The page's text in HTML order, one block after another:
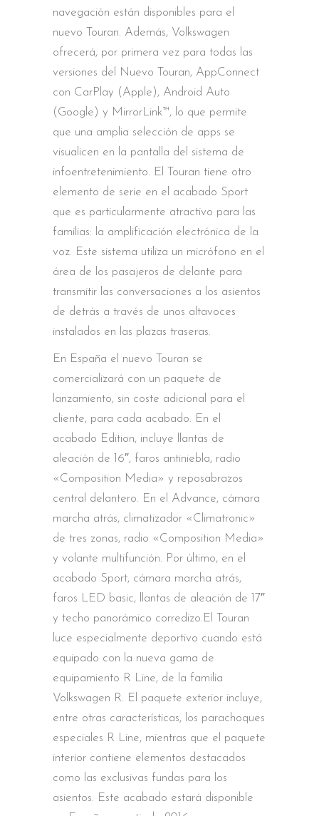
navegación están disponibles para el
nuevo Touran. Además, Volkswagen
ofrecerá, por primera vez para todas las
versiones del Nuevo Touran, AppConnect
con CarPlay (Apple), Android Auto
(Google) y MirrorLink™, lo que permite
que una amplia selección de apps se
visualicen en la pantalla del sistema de
infoentretenimiento. El Touran tiene otro
elemento de serie en el acabado Sport
que es particularmente atractivo para las
familias: la amplificación electrónica de la
voz. Este sistema utiliza un micrófono en el
área de los pasajeros de delante para
transmitir las conversaciones a los asientos
de detrás a través de unos altavoces
instalados en las plazas traseras.
En España el nuevo Touran se
comercializará con un paquete de
lanzamiento, sin coste adicional para el
cliente, para cada acabado. En el
acabado Edition, incluye llantas de
aleación de 16″, faros antiniebla, radio
«Composition Media» y reposabrazos
central delantero. En el Advance, cámara
marcha atrás, climatizador «Climatronic»
de tres zonas, radio «Composition Media»
y volante multifunción. Por último, en el
acabado Sport, cámara marcha atrás,
faros LED basic, llantas de aleación de 17″
y techo panorámico corredizo.El Touran
luce especialmente deportivo cuando está
equipado con la nueva gama de
equipamiento R Line, de la familia
Volkswagen R. El paquete exterior incluye,
entre otras características, los parachoques
especiales R Line, mientras que el paquete
interior contiene elementos destacados
como las exclusivas fundas para los
asientos. Este acabado estará disponible